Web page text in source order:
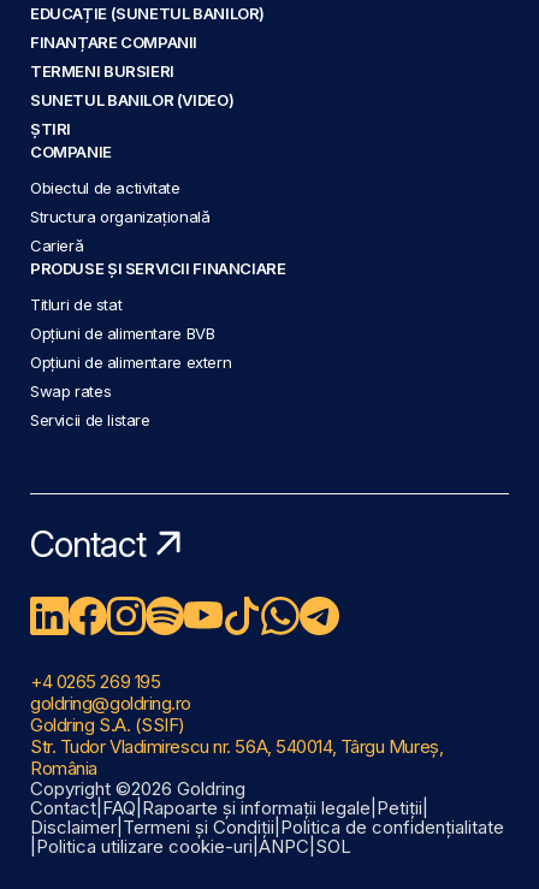
EDUCAȚIE (SUNETUL BANILOR)
FINANȚARE COMPANII
TERMENI BURSIERI
SUNETUL BANILOR (VIDEO)
ȘTIRI
COMPANIE
Obiectul de activitate
Structura organizațională
Carieră
PRODUSE ȘI SERVICII FINANCIARE
Titluri de stat
Opțiuni de alimentare BVB
Opțiuni de alimentare extern
Swap rates
Servicii de listare
Contact
+4 0265 269 195
goldring@goldring.ro
Goldring S.A. (SSIF)
Str. Tudor Vladimirescu nr. 56A, 540014, Târgu Mureș,
România
Copyright ©2026 Goldring
Contact FAQ Rapoarte și informații legale Petiții
Disclaimer Termeni și Condiții Politica de confidențialitate
Politica utilizare cookie-uri ANPC SOL